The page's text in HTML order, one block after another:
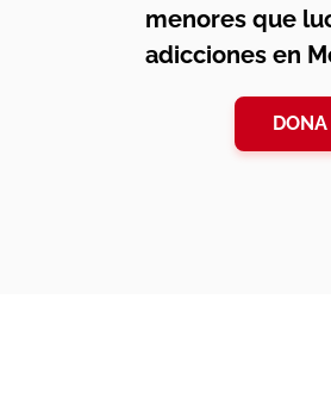
menores que
adicciones en